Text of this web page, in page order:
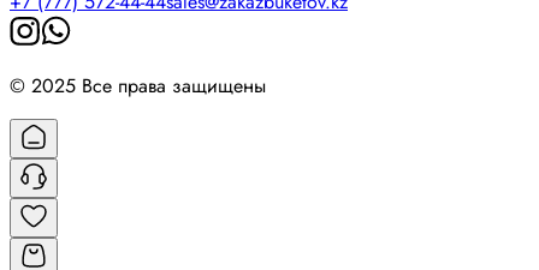
© 2025 Все права защищены